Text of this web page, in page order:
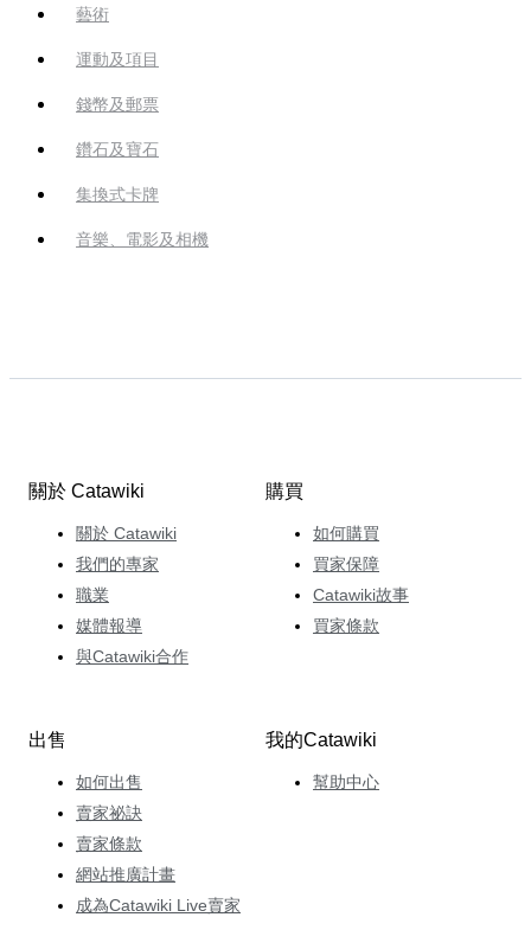
藝術
運動及項目
錢幣及郵票
鑽石及寶石
集換式卡牌
音樂、電影及相機
關於 Catawiki
關於 Catawiki
我們的專家
職業
媒體報導
與Catawiki合作
購買
如何購買
買家保障
Catawiki故事
買家條款
出售
如何出售
賣家祕訣
賣家條款
網站推廣計畫
成為Catawiki Live賣家
我的Catawiki
幫助中心